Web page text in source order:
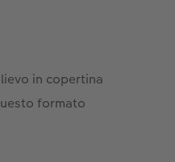
in copertina
formato